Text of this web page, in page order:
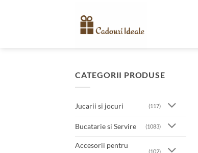
CATEGORII PRODUSE
Jucarii si jocuri (117)
Bucatarie si Servire (1083)
Accesorii pentru
(102)